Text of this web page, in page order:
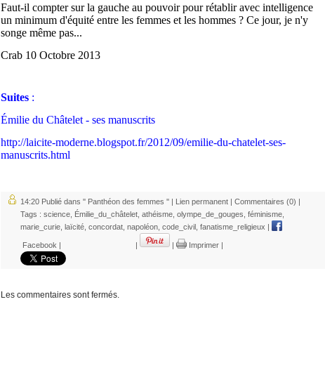
Faut-il compter sur la gauche au pouvoir pour rétablir avec intelligence
un minimum d'équité entre les femmes et les hommes ? Ce jour, je n'y
songe même pas...
Crab 10 Octobre 2013
Suites :
Émilie du Châtelet - ses manuscrits
http://laicite-moderne.blogspot.fr/2012/09/emilie-du-chatelet-ses-
manuscrits.html
14:20 Publié dans '' Panthéon des femmes '' | Lien permanent | Commentaires (0) |
Tags : science Émilie_du_châtelet athéisme olympe_de_gouges féminisme
marie_curie laïcité concordat napoléon code_civil fanatisme_religieux |
Facebook | | | Imprimer |
Les commentaires sont fermés.